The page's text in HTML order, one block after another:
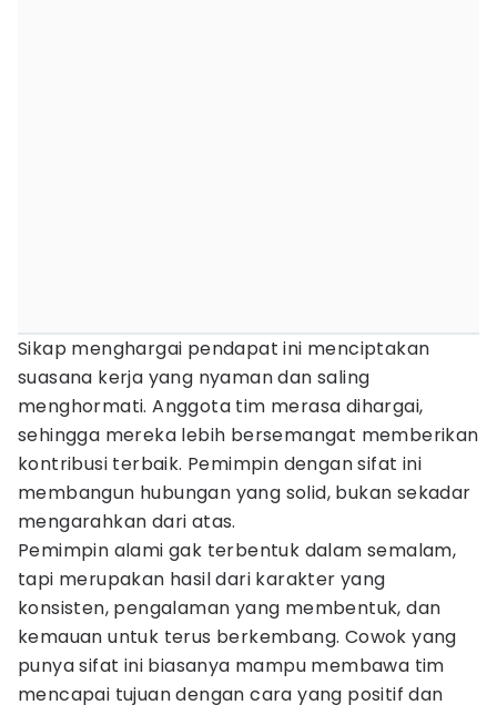
Sikap menghargai pendapat ini menciptakan
suasana kerja yang nyaman dan saling
menghormati. Anggota tim merasa dihargai,
sehingga mereka lebih bersemangat memberikan
kontribusi terbaik. Pemimpin dengan sifat ini
membangun hubungan yang solid, bukan sekadar
mengarahkan dari atas.
Pemimpin alami gak terbentuk dalam semalam,
tapi merupakan hasil dari karakter yang
konsisten, pengalaman yang membentuk, dan
kemauan untuk terus berkembang. Cowok yang
punya sifat ini biasanya mampu membawa tim
mencapai tujuan dengan cara yang positif dan